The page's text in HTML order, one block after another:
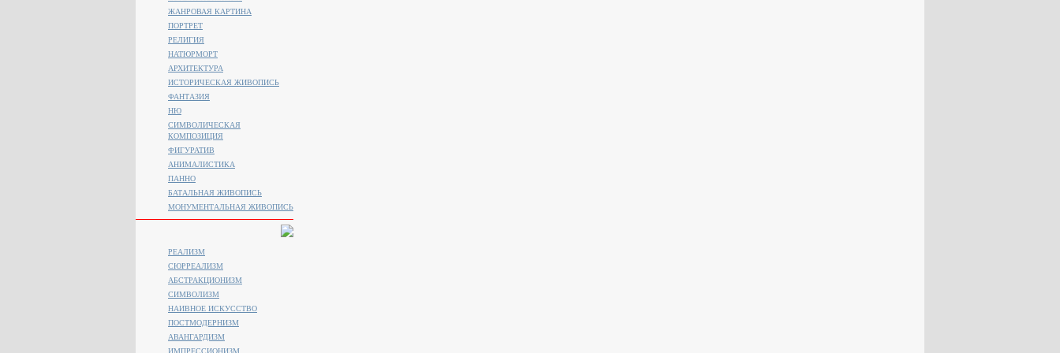
ЖАНРОВАЯ КАРТИНА
ПОРТРЕТ
РЕЛИГИЯ
НАТЮРМОРТ
АРХИТЕКТУРА
ИСТОРИЧЕСКАЯ ЖИВОПИСЬ
ФАНТАЗИЯ
НЮ
СИМВОЛИЧЕСКАЯ
КОМПОЗИЦИЯ
ФИГУРАТИВ
АНИМАЛИСТИКA
ПАННО
БАТАЛЬНАЯ ЖИВОПИСЬ
МОНУМЕНТАЛЬНАЯ ЖИВОПИСЬ
РЕАЛИЗМ
СЮРРЕАЛИЗМ
АБСТРАКЦИОНИЗМ
СИМВОЛИЗМ
НАИВНОЕ ИСКУССТВО
ПОСТМОДЕРНИЗМ
АВАНГАРДИЗМ
ИМПРЕССИОНИЗМ